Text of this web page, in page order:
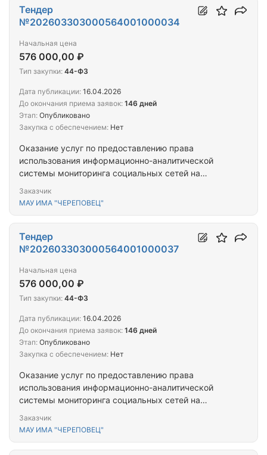
Оказание услуг по предоставлению права
использования информационно-аналитической
системы мониторинга социальных сетей на
Заказчик
МАУ ИМА "ЧЕРЕПОВЕЦ"
Тендер
№202603303000564001000034
Начальная цена
576 000,00 ₽
Тип закупки: 44-ФЗ
Дата публикации: 16.04.2026
До окончания приема заявок: 146 дней
Этап: Опубликовано
Закупка с обеспечением: Нет
Оказание услуг по предоставлению права
использования информационно-аналитической
системы мониторинга социальных сетей на
Заказчик
МАУ ИМА "ЧЕРЕПОВЕЦ"
Тендер
№202603303000564001000037
Начальная цена
576 000,00 ₽
Тип закупки: 44-ФЗ
Дата публикации: 16.04.2026
До окончания приема заявок: 146 дней
Этап: Опубликовано
Закупка с обеспечением: Нет